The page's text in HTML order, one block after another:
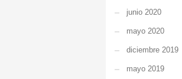
junio 2020
mayo 2020
diciembre 2019
mayo 2019